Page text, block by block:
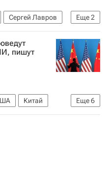
Еще2
Сергей Лавров
пишут
Еще6
Китай
Трамп